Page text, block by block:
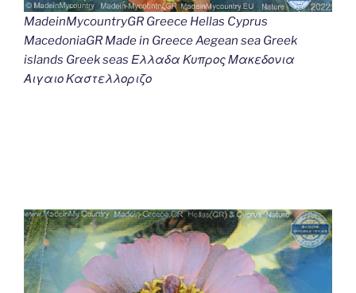
MadeinMycountryGR Greece Hellas Cyprus
MacedoniaGR Made in Greece Aegean sea Greek
islands Greek seas Ελλαδα Κυπρος Μακεδονια
Αιγαιο Καστελλοριζο